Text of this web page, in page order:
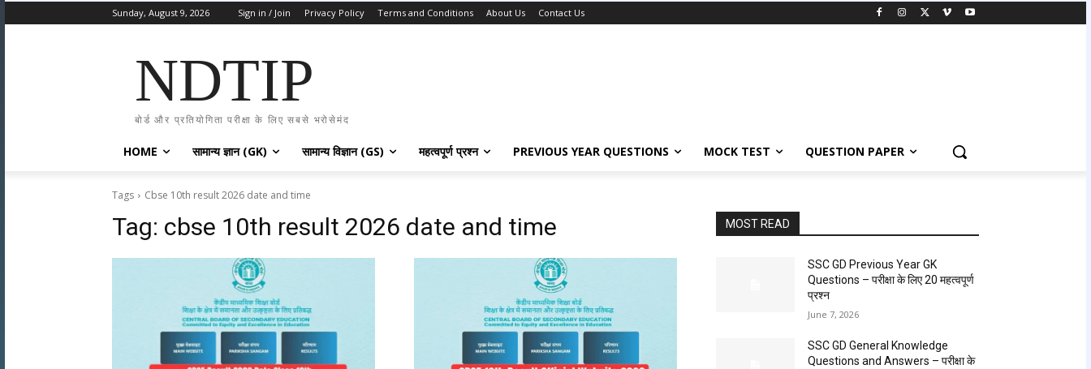
Sunday, August 9, 2026 Sign in / Join Privacy Policy Terms and Conditions About Us Contact Us
NDTIP
बोर्ड और प्रतियोगिता परीक्षा के लिए सबसे भरोसेमंद
HOME सामान्य ज्ञान (GK) सामान्य विज्ञान (GS) महत्वपूर्ण प्रश्न PREVIOUS YEAR QUESTION​S MOCK TEST QUESTION PAPER
Tags Cbse 10th result 2026 date and time
Tag: cbse 10th result 2026 date and time MOST READ
SSC GD Previous Year GK
Questions – परीक्षा के लिए 20 महत्वपूर्ण
प्रश्न
June 7, 2026
SSC GD General Knowledge
Questions and Answers – परीक्षा के